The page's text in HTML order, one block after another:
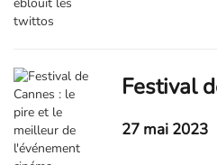
27 mai 2023